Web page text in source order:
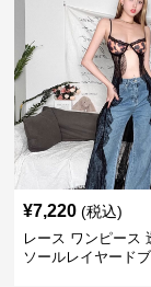
¥7,220 (税込)
レース ワンピース
ソールレイヤード